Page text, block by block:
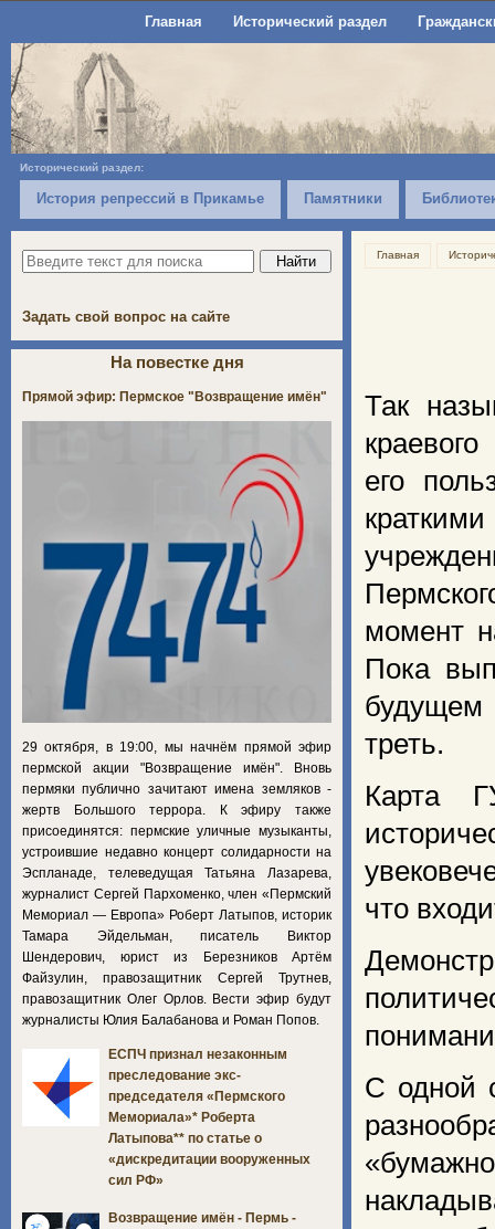
Главная Исторический раздел
Исторический раздел:
История репрессий в Прикамье Памятники
Главная
Так
его
момент
Пока
будущем
треть.
Карта
что
С одной
Задать свой вопрос на сайте
На повестке дня
Прямой эфир: Пермское "Возвращение имён"
29 октября, в 19:00, мы начнём прямой эфир
пермской акции "Возвращение имён". Вновь
пермяки публично зачитают имена земляков -
жертв Большого террора. К эфиру также
присоединятся: пермские уличные музыканты,
устроившие недавно концерт солидарности на
Эспланаде, телеведущая Татьяна Лазарева,
журналист Сергей Пархоменко, член «Пермский
Мемориал — Европа» Роберт Латыпов, историк
Тамара Эйдельман, писатель Виктор
Шендерович, юрист из Березников Артём
Файзулин, правозащитник Сергей Трутнев,
правозащитник Олег Орлов. Вести эфир будут
журналисты Юлия Балабанова и Роман Попов.
ЕСПЧ признал незаконным
преследование экс-
председателя «Пермского
Мемориала»* Роберта
Латыпова** по статье о
«дискредитации вооруженных
сил РФ»
Возвращение имён - Пермь -